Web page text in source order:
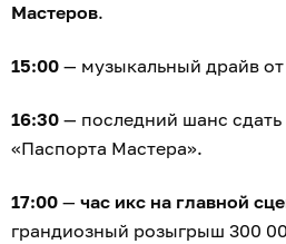
Мастеров.
15:00 — музыкальный драйв
16:30 — последний шанс
«Паспорта Мастера».
17:00 — час икс на главной
грандиозный розыгрыш 300